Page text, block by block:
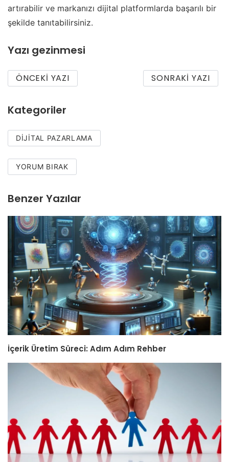
artırabilir ve markanızı dijital platformlarda başarılı bir
şekilde tanıtabilirsiniz.
Yazı gezinmesi
ÖNCEKI YAZI SONRAKI YAZI
Kategoriler
DIJITAL PAZARLAMA
YORUM BIRAK
Benzer Yazılar
İçerik Üretim Süreci: Adım Adım Rehber